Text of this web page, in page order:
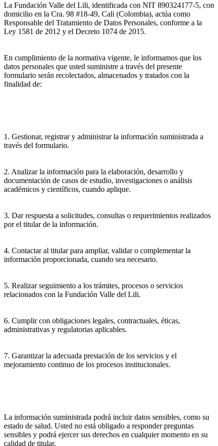
La Fundación Valle del Lili, identificada con NIT 890324177-5, con
domicilio en la Cra. 98 #18-49, Cali (Colombia), actúa como
Responsable del Tratamiento de Datos Personales, conforme a la
Ley 1581 de 2012 y el Decreto 1074 de 2015.
En cumplimiento de la normativa vigente, le informamos que los
datos personales que usted suministre a través del presente
formulario serán recolectados, almacenados y tratados con la
finalidad de:
1. Gestionar, registrar y administrar la información suministrada a
través del formulario.
2. Analizar la información para la elaboración, desarrollo y
documentación de casos de estudio, investigaciones o análisis
académicos y científicos, cuando aplique.
3. Dar respuesta a solicitudes, consultas o requerimientos realizados
por el titular de la información.
4. Contactar al titular para ampliar, validar o complementar la
información proporcionada, cuando sea necesario.
5. Realizar seguimiento a los trámites, procesos o servicios
relacionados con la Fundación Valle del Lili.
6. Cumplir con obligaciones legales, contractuales, éticas,
administrativas y regulatorias aplicables.
7. Garantizar la adecuada prestación de los servicios y el
mejoramiento continuo de los procesos institucionales.
La información suministrada podrá incluir datos sensibles, como su
estado de salud. Usted no está obligado a responder preguntas
sensibles y podrá ejercer sus derechos en cualquier momento en su
calidad de titular.